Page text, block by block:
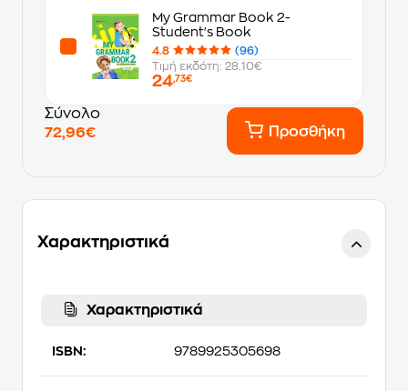
My Grammar Book 2-
Student's Book
4.8
(96)
Τιμή εκδότη: 28.10€
24,73€
Σύνολο
72,96€
Προσθήκη
Χαρακτηριστικά
Χαρακτηριστικά
ISBN: 9789925305698